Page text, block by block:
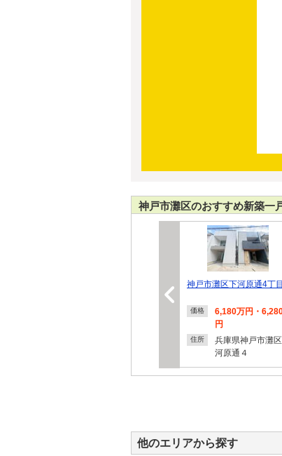
神戸市灘区のおすすめ新築一
神戸市灘区下河原通4丁目
価格
6,180万円・
円
住所
兵庫県神戸市灘
河原通４
他のエリアから探す